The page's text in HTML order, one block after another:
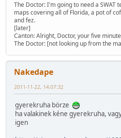
The Doctor: I'm going to need a SWAT
maps covering all of Florida, a pot of
and fez.
[later]
Canton: Alright, Doctor, your five
The Doctor: [not looking up from the
Nakedape
2011-11-22, 14:07:32
gyerekruha börze
ha valakinek kéne gyerekruha,
igen